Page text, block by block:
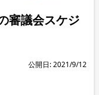
審議会スケジ
公開日: 2021/9/12